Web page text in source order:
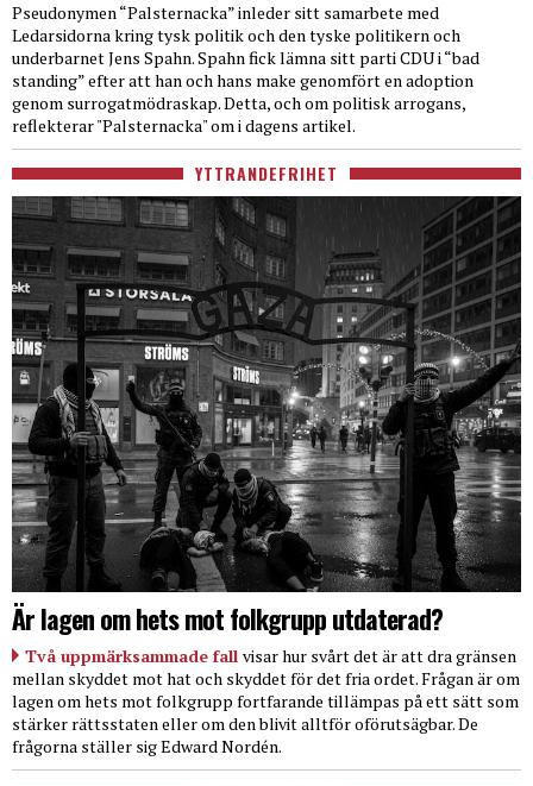
Pseudonymen “Palsternacka” inleder sitt samarbete med
Ledarsidorna kring tysk politik och den tyske politikern och
underbarnet Jens Spahn. Spahn fick lämna sitt parti CDU i “bad
standing” efter att han och hans make genomfört en adoption
genom surrogatmödraskap. Detta, och om politisk arrogans,
reflekterar "Palsternacka" om i dagens artikel.
YTTRANDEFRIHET
Är lagen om hets mot folkgrupp utdaterad?
Två uppmärksammade fall visar hur svårt det är att dra gränsen
mellan skyddet mot hat och skyddet för det fria ordet. Frågan är om
lagen om hets mot folkgrupp fortfarande tillämpas på ett sätt som
stärker rättsstaten eller om den blivit alltför oförutsägbar. De
frågorna ställer sig Edward Nordén.